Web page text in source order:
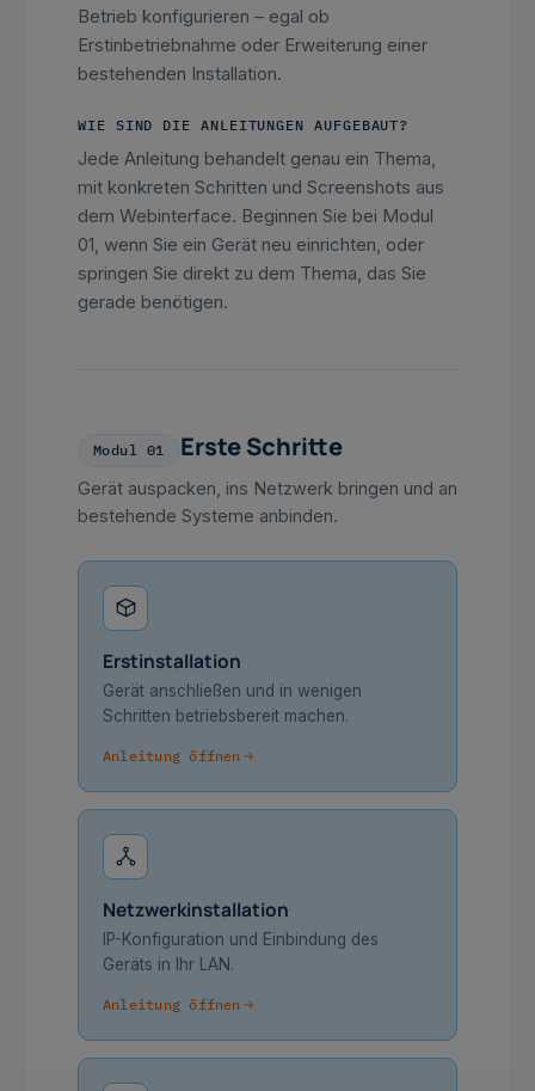
Betrieb konfigurieren – egal ob
Erstinbetriebnahme oder Erweiterung einer
bestehenden Installation.
WIE SIND DIE ANLEITUNGEN AUFGEBAUT?
Jede Anleitung behandelt genau ein Thema,
mit konkreten Schritten und Screenshots aus
dem Webinterface. Beginnen Sie bei Modul
01, wenn Sie ein Gerät neu einrichten, oder
springen Sie direkt zu dem Thema, das Sie
gerade benötigen.
Modul 01 Erste Schritte
Gerät auspacken, ins Netzwerk bringen und an
bestehende Systeme anbinden.
Erstinstallation
Gerät anschließen und in wenigen
Schritten betriebsbereit machen.
Anleitung öffnen
Netzwerkinstallation
IP-Konfiguration und Einbindung des
Geräts in Ihr LAN.
Anleitung öffnen